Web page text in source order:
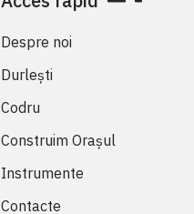
Despre noi
Durlești
Codru
Construim Orașul
Instrumente
Contacte